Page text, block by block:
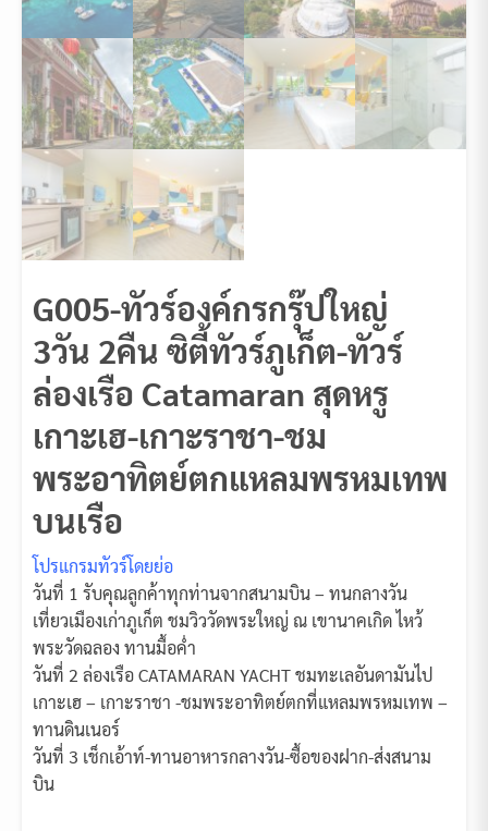
G005-ทัวร์องค์กรกรุ๊ปใหญ่
3วัน 2คืน ซิตี้ทัวร์ภูเก็ต-ทัวร์
ล่องเรือ Catamaran สุดหรู
เกาะเฮ-เกาะราชา-ชม
พระอาทิตย์ตกแหลมพรหมเทพ
บนเรือ
โปรแกรมทัวร์โดยย่อ
วันที่ 1 รับคุณลูกค้าทุกท่านจากสนามบิน – ทนกลางวัน
เที่ยวเมืองเก่าภูเก็ต ชมวิววัดพระใหญ่ ณ เขานาคเกิด ไหว้
พระวัดฉลอง ทานมื้อค่ำ
วันที่ 2 ล่องเรือ CATAMARAN YACHT ชมทะเลอันดามันไป
เกาะเฮ – เกาะราชา -ชมพระอาทิตย์ตกที่แหลมพรหมเทพ –
ทานดินเนอร์
วันที่ 3 เช็กเอ้าท์-ทานอาหารกลางวัน-ซื้อของฝาก-ส่งสนาม
บิน